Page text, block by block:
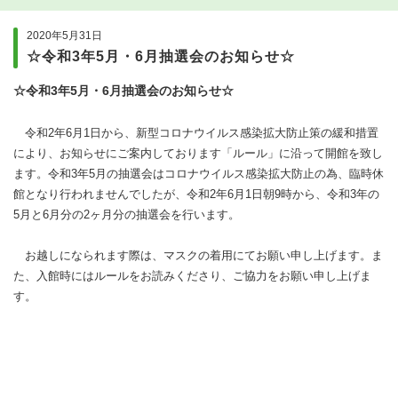
2020年5月31日
☆令和3年5月・6月抽選会のお知らせ☆
☆令和3年5月・6月抽選会のお知らせ☆
令和2年6月1日から、新型コロナウイルス感染拡大防止策の緩和措置
により、お知らせにご案内しております「ルール」に沿って開館を致し
ます。令和3年5月の抽選会はコロナウイルス感染拡大防止の為、臨時休
館となり行われませんでしたが、令和2年6月1日朝9時から、令和3年の
5月と6月分の2ヶ月分の抽選会を行います。
お越しになられます際は、マスクの着用にてお願い申し上げます。ま
た、入館時にはルールをお読みくださり、ご協力をお願い申し上げま
す。